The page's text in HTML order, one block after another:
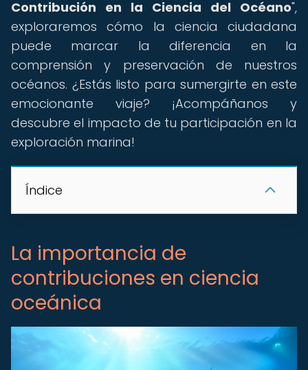
Contribución en la Ciencia del Océano",
exploraremos cómo la ciencia ciudadana
puede marcar la diferencia en la
comprensión y preservación de nuestros
océanos. ¿Estás listo para sumergirte en este
emocionante viaje? ¡Acompáñanos y
descubre el impacto de tu participación en la
exploración marina!
Índice
La importancia de
contribuciones en ciencia
oceánica